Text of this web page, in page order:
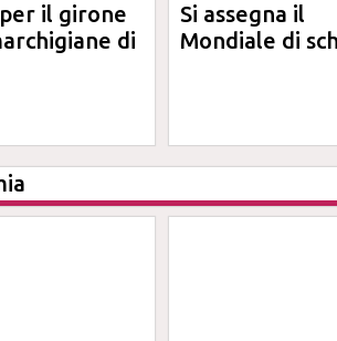
il girone
di
Si assegna il
Mondiale di